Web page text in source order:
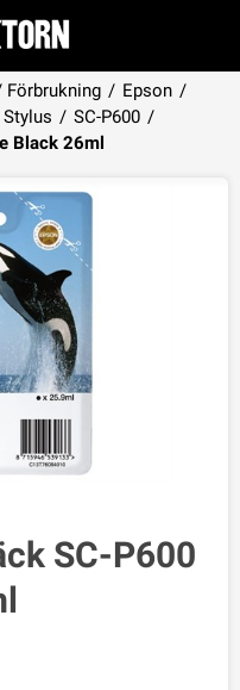
Förbrukning / Epson /
/ SC-P600 /
Black 26ml
din varukorg
TILL KASSAN
SC-P600